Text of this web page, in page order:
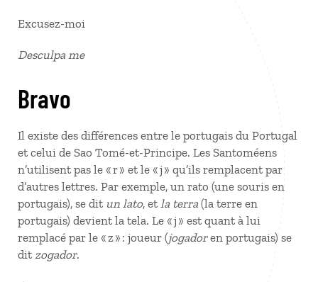
Excusez-moi
Desculpa me
Bravo
Il existe des différences entre le portugais du Portugal
et celui de Sao Tomé-et-Principe. Les Santoméens
n’utilisent pas le « r » et le « j » qu’ils remplacent par
d’autres lettres. Par exemple, un rato (une souris en
portugais), se dit un lato, et la terra (la terre en
portugais) devient la tela. Le « j » est quant à lui
remplacé par le « z » : joueur (jogadoren portugais) se
dit zogador.